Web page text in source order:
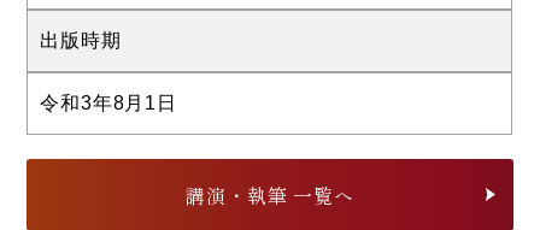
出版時期
令和3年8月1日
講演・執筆 一覧へ